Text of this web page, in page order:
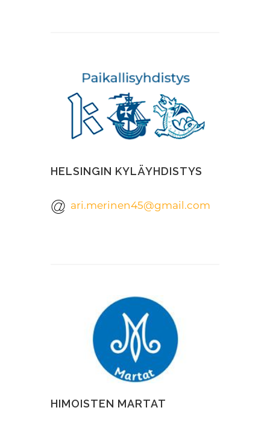
HELSINGIN KYLÄYHDISTYS
ari.merinen45@gmail.com
HIMOISTEN MARTAT